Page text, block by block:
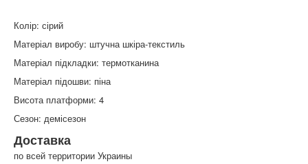
Колір: сірий
Матеріал виробу: штучна шкіра-текстиль
Матеріал підкладки: термотканина
Матеріал підошви: піна
Висота платформи: 4
Сезон: демісезон
Доставка
по всей территории Украины